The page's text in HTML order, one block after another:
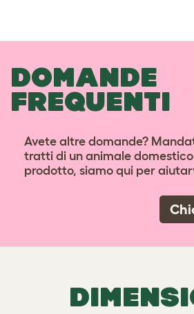
DOMANDE
FREQUENTI
Avete altre domande?
tratti di un animale domestico
prodotto, siamo qui per